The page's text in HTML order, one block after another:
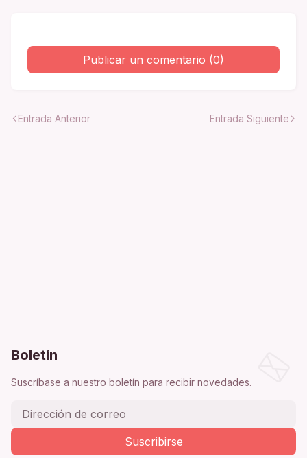
Publicar un comentario (0)
Entrada Anterior Entrada Siguiente
Boletín
Suscríbase a nuestro boletín para recibir novedades.